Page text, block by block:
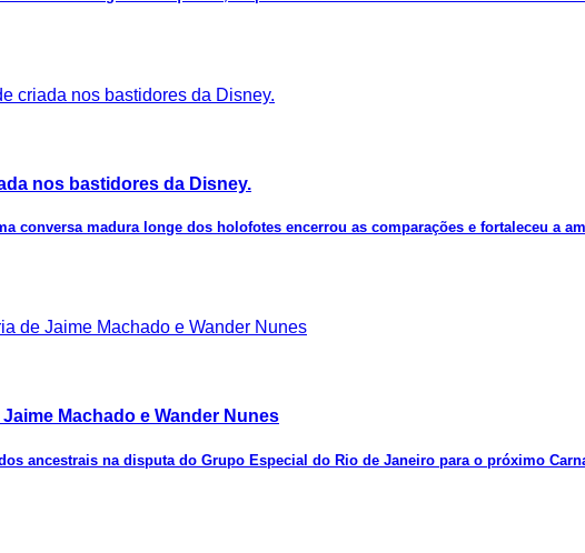
nos bastidores da Disney.
conversa madura longe dos holofotes encerrou as comparações e fortaleceu a
Machado e Wander Nunes
ancestrais na disputa do Grupo Especial do Rio de Janeiro para o próximo